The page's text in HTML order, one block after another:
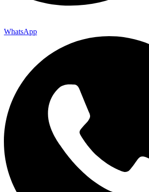
WhatsApp